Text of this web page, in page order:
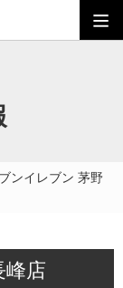
ンイレブン 茅野
峰店